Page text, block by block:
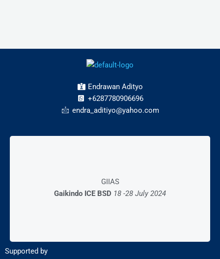
Endrawan Adityo
+6287780906696
endra_aditiyo@yahoo.com
GIIAS
Gaikindo ICE BSD 18 -28 July 2024
Mall Exhibition
AEON Mall BSD
28 – 03 Desember 2023
Supported by